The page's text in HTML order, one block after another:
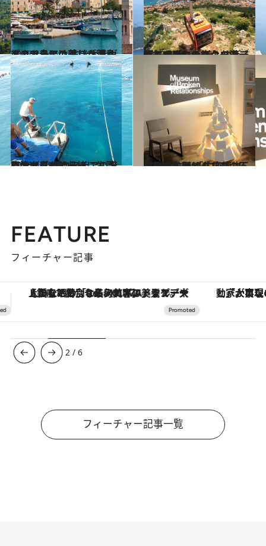
2017.1.24
クロアチアの美しき離島ブラチ島には 古きよきヴェネツィアの薫りが漂う
旅＆お出かけ 2016.7.28
『紅の豚』の舞台のモデルと噂される 美しすぎる街ドゥブロヴニクを満喫！
旅＆お出かけ
2016.5.28
巨大マグロと一緒に生簀で泳げる クロアチアの港町は夕日も絶品！
旅＆お出かけ 2016.12.20
東欧の古都ザグレブの不思議な名所 「失恋博物館」を訪れてみたら……
旅＆お出かけ
FEATURE
フィーチャー記事
「大事なのは地域の意識を変えること」。ロレックス賞受賞の自然保護活動家が実現させたナイジェリアの自然環境の復活 【夏限定ディナーコース】旬を
3 /6
フィーチャー記事一覧